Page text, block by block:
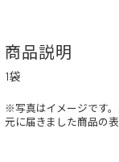
商品説明
1袋
※写真はイメージです
元に届きました商品の